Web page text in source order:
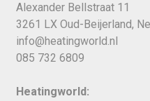
Alexander Bellstraat 11
3261 LX Oud-Beijerland,
info@heatingworld.nl
085 732 6809
Heatingworld: